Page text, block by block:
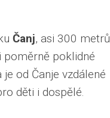
Čanj, asi 300 metrů
poměrně poklidné
od Čanje vzdálené
děti i dospělé.